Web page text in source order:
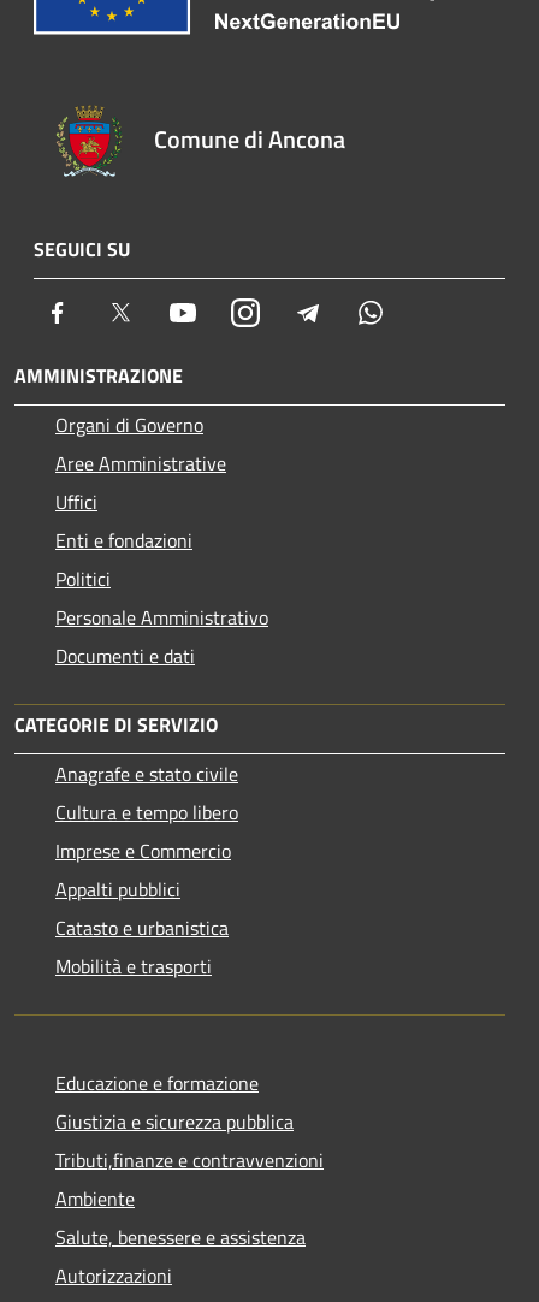
Comune di Ancona
SEGUICI SU
Facebook Twitter YoutubeInstagram Telegram
AMMINISTRAZIONE
Organi di Governo
Aree Amministrative
Uffici
Enti e fondazioni
Politici
Personale Amministrativo
Documenti e dati
CATEGORIE DI SERVIZIO
Anagrafe e stato civile
Cultura e tempo libero
Imprese e Commercio
Appalti pubblici
Catasto e urbanistica
Mobilità e trasporti
Educazione e formazione
Giustizia e sicurezza pubblica
Tributi,finanze e contravvenzioni
Ambiente
Salute, benessere e assistenza
Autorizzazioni